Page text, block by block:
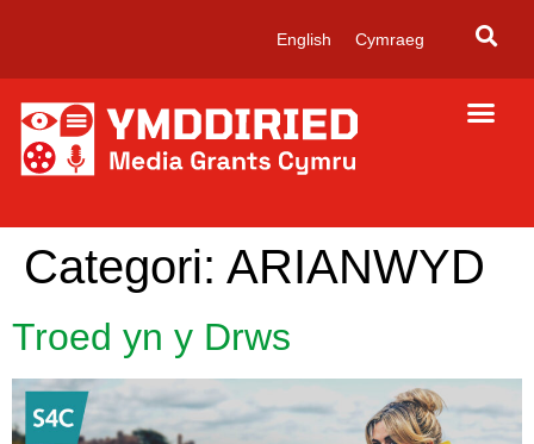
English Cymraeg
Categori: ARIANWYD
Troed yn y Drws